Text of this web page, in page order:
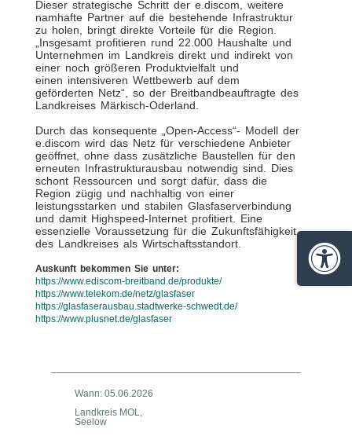
Dieser strategische Schritt der e.discom, weitere
namhafte Partner auf die bestehende Infrastruktur
zu holen, bringt direkte Vorteile für die Region.
„Insgesamt profitieren rund 22.000 Haushalte und
Unternehmen im Landkreis direkt und indirekt von
einer noch größeren Produktvielfalt und
einen intensiveren Wettbewerb auf dem
geförderten Netz“, so der Breitbandbeauftragte des
Landkreises Märkisch-Oderland.
Durch das konsequente „Open-Access“- Modell der
e.discom wird das Netz für verschiedene Anbieter
geöffnet, ohne dass zusätzliche Baustellen für den
erneuten Infrastrukturausbau notwendig sind. Dies
schont Ressourcen und sorgt dafür, dass die
Region zügig und nachhaltig von einer
leistungsstarken und stabilen Glasfaserverbindung
und damit Highspeed-Internet profitiert. Eine
essenzielle Voraussetzung für die Zukunftsfähigkeit
des Landkreises als Wirtschaftsstandort.
Auskunft bekommen Sie unter:
https://www.ediscom-breitband.de/produkte/
https://www.telekom.de/netz/glasfaser
https://glasfaserausbau.stadtwerke-schwedt.de/
https://www.plusnet.de/glasfaser
Wann: 05.06.2026
Landkreis MOL,
Seelow